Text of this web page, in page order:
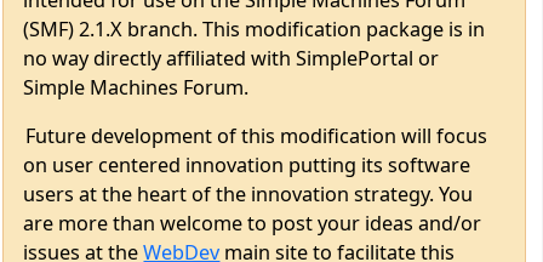
no way directly affiliated with SimplePortal or
Simple Machines Forum.
Future development of this modification will focus
on user centered innovation putting its software
users at the heart of the innovation strategy. You
are more than welcome to post your ideas and/or
issues at theWebDevmain site to facilitate this
process.